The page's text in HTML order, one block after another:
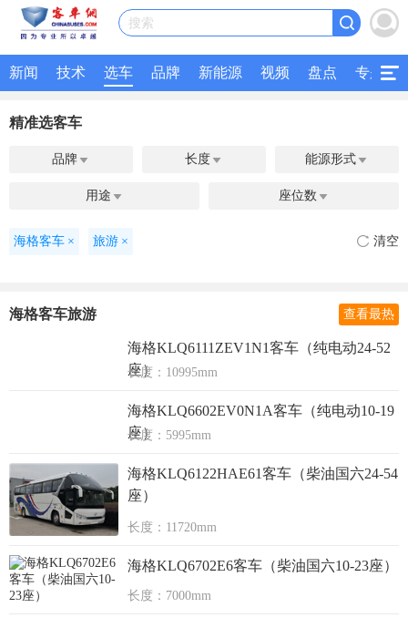
搜索
新闻 技术 选车 品牌 新能源 视频 盘点 专题
精准选客车
品牌  长度  能源形式 
用途  座位数 
海格客车 × 旅游 × 清空
海格客车旅游 查看最热
海格KLQ6111ZEV1N1客车（纯电动24-52
座）
长度：10995mm
海格KLQ6602EV0N1A客车（纯电动10-19
座）
长度：5995mm
海格KLQ6122HAE61客车（柴油国六24-54
座）
长度：11720mm
海格KLQ6702E6客车（柴油国六10-23座）
长度：7000mm